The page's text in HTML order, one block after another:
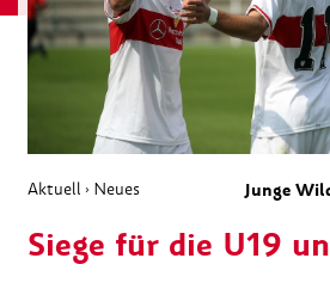
Aktuell › Neues Junge
Siege für die U19